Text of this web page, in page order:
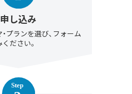
申し込み
プランを選び、フォーム
ださい。